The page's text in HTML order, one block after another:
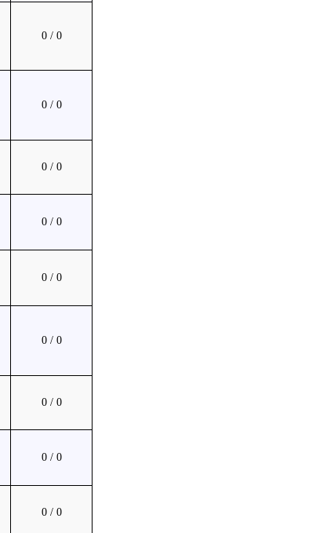
0 / 0
0 / 0
0 / 0
0 / 0
0 / 0
0 / 0
0 / 0
0 / 0
0 / 0